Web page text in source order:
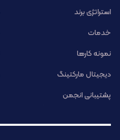
استراتژی برند
خدمات
نمونه کارها
دیجیتال مارکتینگ
پشتیبانی انجمن